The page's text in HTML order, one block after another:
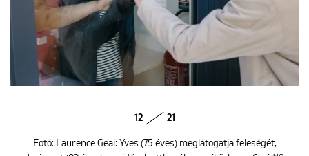
12 21
Fotó: Laurence Geai: Yves (75 éves) meglátogatja feleségét,